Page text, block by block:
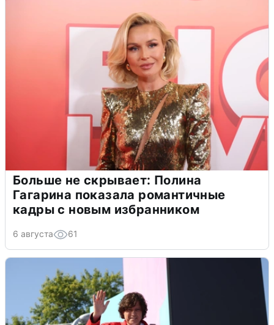
Больше не скрывает: Полина
Гагарина показала романтичные
кадры с новым избранником
6 августа 61